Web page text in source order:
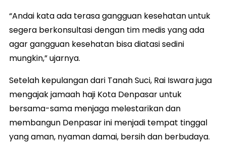
“Andai kata ada terasa gangguan kesehatan untuk
segera berkonsultasi dengan tim medis yang ada
agar gangguan kesehatan bisa diatasi sedini
mungkin,” ujarnya.
Setelah kepulangan dari Tanah Suci, Rai Iswara juga
mengajak jamaah haji Kota Denpasar untuk
bersama-sama menjaga melestarikan dan
membangun Denpasar ini menjadi tempat tinggal
yang aman, nyaman damai, bersih dan berbudaya.